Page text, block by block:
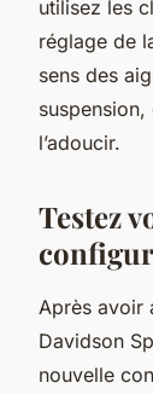
utilisez les
réglage de
sens des
l’adoucir.
Testez
Après avoir
Davidson
nouvelle